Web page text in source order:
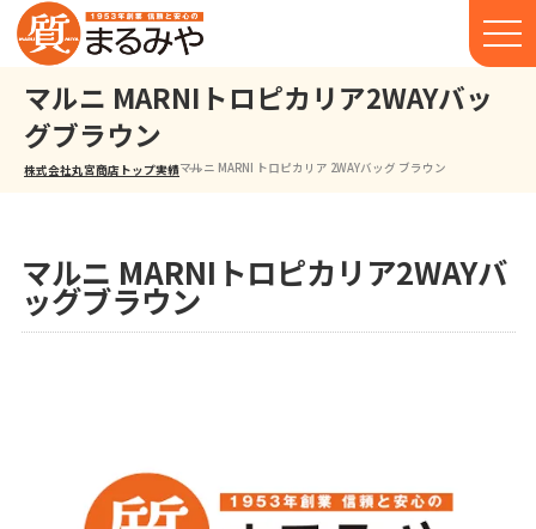
マルニ MARNIトロピカリア2WAYバッ
グブラウン
株式会社丸宮商店トップ⁩実績マルニ MARNI トロピカリア 2WAYバッグ ブラウン
マルニ MARNIトロピカリア2WAYバ
ッグブラウン